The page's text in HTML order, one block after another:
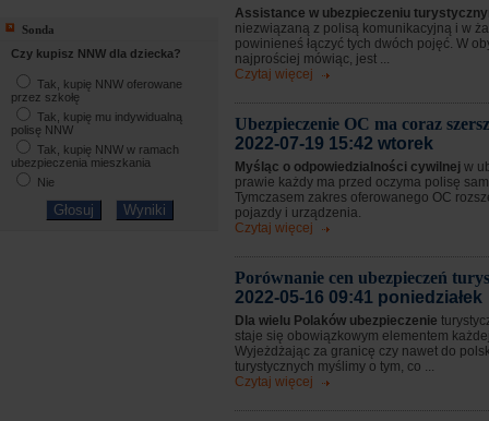
Sonda
Czy kupisz NNW dla dziecka?
Tak, kupię NNW oferowane
przez szkołę
Tak, kupię mu indywidualną
polisę NNW
Tak, kupię NNW w ramach
ubezpieczenia mieszkania
Nie
Assistance w ubezpieczeniu
niezwiązaną z polisą komunikacyjną i w
powinieneś łączyć tych dwóch pojęć. W
najprościej mówiąc, jest ...
Czytaj więcej
Ubezpieczenie OC ma coraz
2022-07-19 15:42 wtorek
Myśląc o odpowiedzialności cywilnej w
prawie każdy ma przed oczyma polisę
Tymczasem zakres oferowanego OC
pojazdy i urządzenia.
Czytaj więcej
Porównanie cen ubezpieczeń
2022-05-16 09:41 poniedziałek
Dla wielu Polaków ubezpieczenie
staje się obowiązkowym elementem
Wyjeżdżając za granicę czy nawet do
turystycznych myślimy o tym, co ...
Czytaj więcej